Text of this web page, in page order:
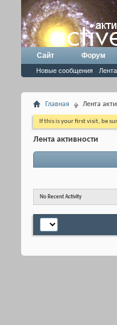
Сайт Форум
Новые сообщения
Главная Лента
If this is your first visit, be
Лента активности
No Recent Activity